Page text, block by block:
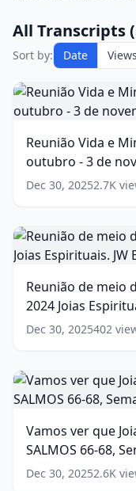
All Transcripts (
Sort by: Date
Views
Reunião
Vida
e
Cristão,
Semana
28
de
-
3
de
2024.
JW
words)
Reunião Vida e
outubro - 3 de
Dec 30, 20252.7K
Reunião
de
meio
semana
2-
8
de
2024
Joias
Espirituais.
Brasil (13
words)
Reunião de meio
2024 Joias
Dec 30, 2025402
Vamos
ver
que
podemos
encontrar
nos
SALMOS
Vamos ver que
SALMOS 66-68,
words)
Dec 30, 20252.6K